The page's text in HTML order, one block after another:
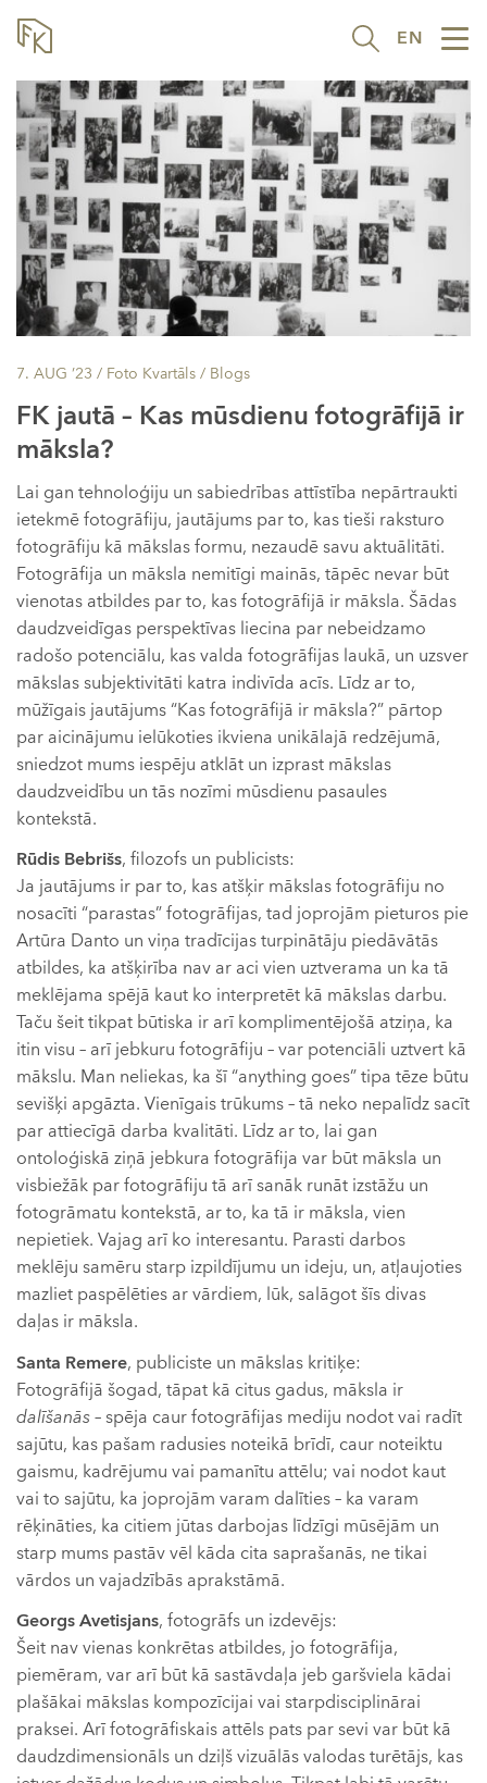
EN
7. AUG ’23 / Foto Kvartāls / Blogs
FK jautā – Kas mūsdienu fotogrāfijā ir
māksla?
Lai gan tehnoloģiju un sabiedrības attīstība nepārtraukti
ietekmē fotogrāfiju, jautājums par to, kas tieši raksturo
fotogrāfiju kā mākslas formu, nezaudē savu aktuālitāti.
Fotogrāfija un māksla nemitīgi mainās, tāpēc nevar būt
vienotas atbildes par to, kas fotogrāfijā ir māksla. Šādas
daudzveidīgas perspektīvas liecina par nebeidzamo
radošo potenciālu, kas valda fotogrāfijas laukā, un uzsver
mākslas subjektivitāti katra indivīda acīs. Līdz ar to,
mūžīgais jautājums “Kas fotogrāfijā ir māksla?” pārtop
par aicinājumu ielūkoties ikviena unikālajā redzējumā,
sniedzot mums iespēju atklāt un izprast mākslas
daudzveidību un tās nozīmi mūsdienu pasaules
kontekstā.
Rūdis Bebrišs, filozofs un publicists:
Ja jautājums ir par to, kas atšķir mākslas fotogrāfiju no
nosacīti “parastas” fotogrāfijas, tad joprojām pieturos pie
Artūra Danto un viņa tradīcijas turpinātāju piedāvātās
atbildes, ka atšķirība nav ar aci vien uztverama un ka tā
meklējama spējā kaut ko interpretēt kā mākslas darbu.
Taču šeit tikpat būtiska ir arī komplimentējošā atziņa, ka
itin visu – arī jebkuru fotogrāfiju – var potenciāli uztvert kā
mākslu. Man neliekas, ka šī “anything goes” tipa tēze būtu
sevišķi apgāzta. Vienīgais trūkums – tā neko nepalīdz sacīt
par attiecīgā darba kvalitāti. Līdz ar to, lai gan
ontoloģiskā ziņā jebkura fotogrāfija var būt māksla un
visbiežāk par fotogrāfiju tā arī sanāk runāt izstāžu un
fotogrāmatu kontekstā, ar to, ka tā ir māksla, vien
nepietiek. Vajag arī ko interesantu. Parasti darbos
meklēju samēru starp izpildījumu un ideju, un, atļaujoties
mazliet paspēlēties ar vārdiem, lūk, salāgot šīs divas
daļas ir māksla.
Santa Remere, publiciste un mākslas kritiķe:
Fotogrāfijā šogad, tāpat kā citus gadus, māksla ir
dalīšanās– spēja caur fotogrāfijas mediju nodot vai radīt
sajūtu, kas pašam radusies noteikā brīdī, caur noteiktu
gaismu, kadrējumu vai pamanītu attēlu; vai nodot kaut
vai to sajūtu, ka joprojām varam dalīties – ka varam
rēķināties, ka citiem jūtas darbojas līdzīgi mūsējām un
starp mums pastāv vēl kāda cita saprašanās, ne tikai
vārdos un vajadzībās aprakstāmā.
Georgs Avetisjans, fotogrāfs un izdevējs:
Šeit nav vienas konkrētas atbildes, jo fotogrāfija,
piemēram, var arī būt kā sastāvdaļa jeb garšviela kādai
plašākai mākslas kompozīcijai vai starpdisciplinārai
praksei. Arī fotogrāfiskais attēls pats par sevi var būt kā
daudzdimensionāls un dziļš vizuālās valodas turētājs, kas